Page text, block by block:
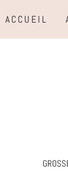
ACCUEIL